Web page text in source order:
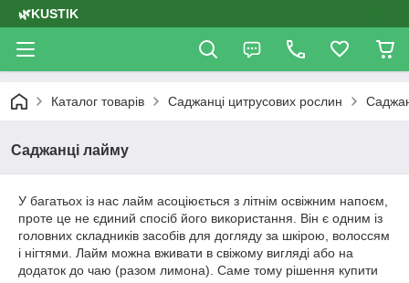
🌿KUSTIK
Каталог товарів Саджанці цитрусових рослин
Саджанці лайму
У багатьох із нас лайм асоціюється з літнім освіжним напоєм,
проте це не єдиний спосіб його використання. Він є одним із
головних складників засобів для догляду за шкірою, волоссям
і нігтями. Лайм можна вживати в свіжому вигляді або на
додаток до чаю (разом лимона). Саме тому рішення купити